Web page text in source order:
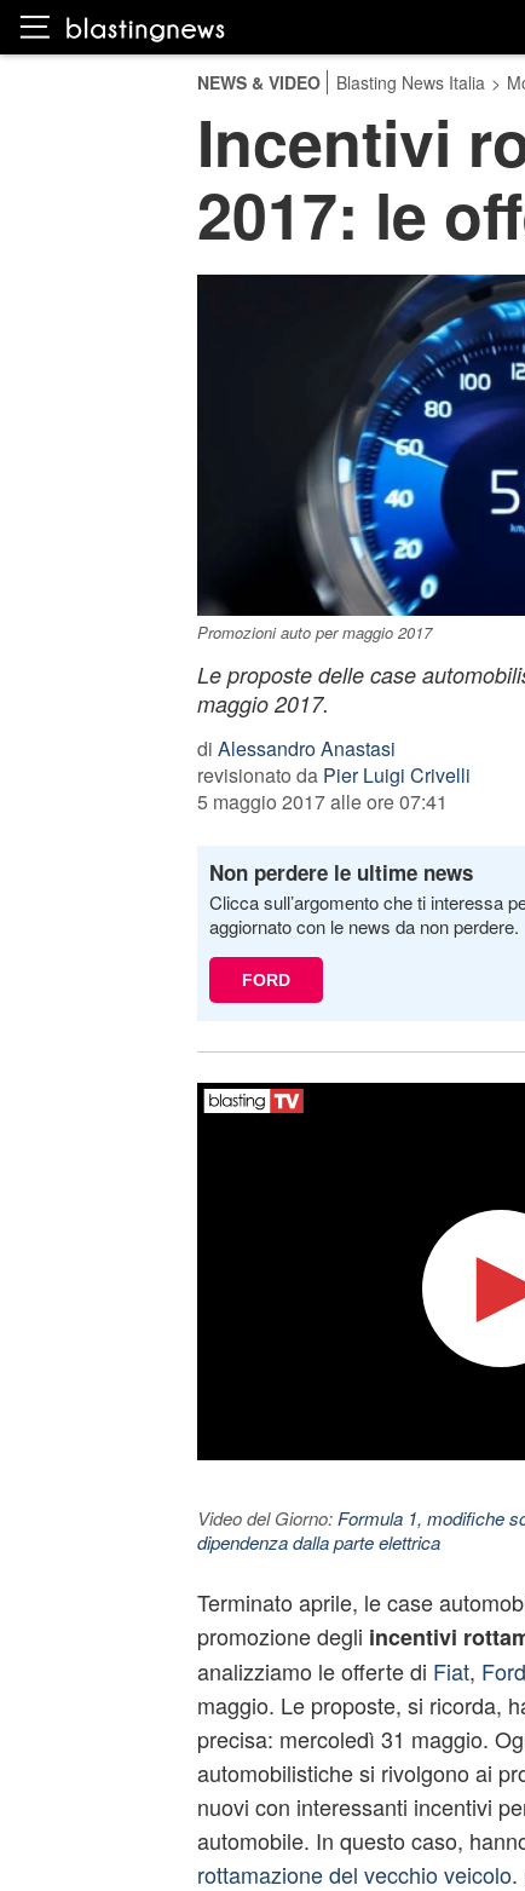
NEWS & VIDEO Blasting News Italia >
Incentivi
2017: le
Promozioni auto per maggio 2017
Le proposte delle case
maggio 2017.
di Alessandro Anastasi
revisionato da Pier Luigi Crivelli
5 maggio 2017 alle ore 07:41
Non perdere le ultime news
Clicca sull’argomento che ti interessa
aggiornato con le news da non perdere.
FORD
Video del Giorno: Formula 1, modifiche
dipendenza dalla parte elettrica
Terminato aprile, le case
promozione degli incentivi
analizziamo le offerte di Fiat, Ford
maggio. Le proposte, si ricorda,
precisa: mercoledì 31 maggio.
automobilistiche si rivolgono ai
nuovi con interessanti incentivi
automobile. In questo caso,
rottamazione del vecchio veicolo.